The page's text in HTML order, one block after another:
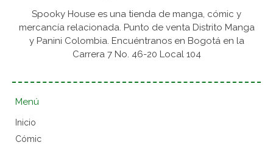
Spooky House es una tienda de manga, cómic y
mercancía relacionada. Punto de venta Distrito Manga
y Panini Colombia. Encuéntranos en Bogotá en la
Carrera 7 No. 46-20 Local 104
Menú
Inicio
Cómic